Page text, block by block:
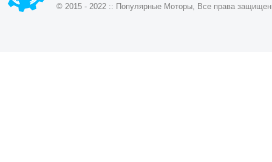
© 2015 - 2022 :: Популярные Моторы, Все права